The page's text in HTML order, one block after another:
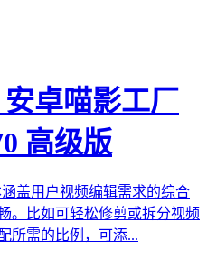
卓喵影工厂
高级版
盖用户视频编辑需求的综合
。比如可轻松修剪或拆分视频
所需的比例，可添...